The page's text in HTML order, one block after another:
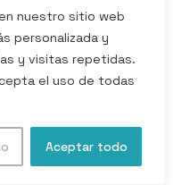
nuestro sitio web
personalizada y
y visitas repetidas.
el uso de todas
Aceptar todo
productos que nos
primordial. Nuestros
exhaustiva de
reales para